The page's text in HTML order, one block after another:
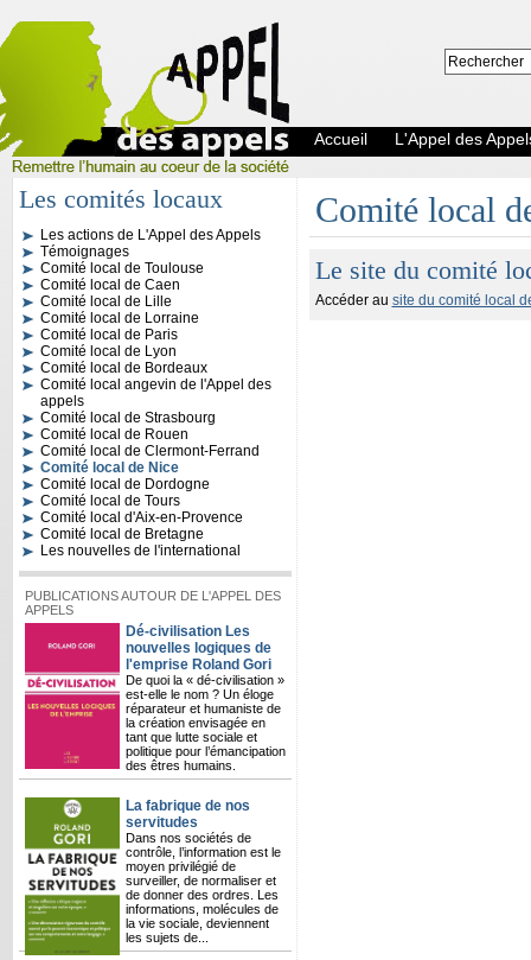
L'Appel des Appels
Accueil L'Appel des
Les comités locaux
Les actions de L'Appel des Appels
Témoignages
Comité local de Toulouse
Comité local de Caen
Comité local de Lille
Comité local de Lorraine
Comité local de Paris
Comité local de Lyon
Comité local de Bordeaux
Comité local angevin de l'Appel des
appels
Comité local de Strasbourg
Comité local de Rouen
Comité local de Clermont-Ferrand
Comité local de Nice
Comité local de Dordogne
Comité local de Tours
Comité local d'Aix-en-Provence
Comité local de Bretagne
Les nouvelles de l'international
PUBLICATIONS AUTOUR DE L'APPEL DES
APPELS
Dé-civilisation Les
nouvelles logiques de
l'emprise Roland Gori
De quoi la « dé-civilisation »
est-elle le nom ? Un éloge
réparateur et humaniste de
la création envisagée en
tant que lutte sociale et
politique pour l’émancipation
des êtres humains.
La fabrique de nos
servitudes
Dans nos sociétés de
contrôle, l’information est le
moyen privilégié de
surveiller, de normaliser et
de donner des ordres. Les
informations, molécules de
la vie sociale, deviennent
les sujets de...
Comité local
Le site du comité
Accéder au site du comité local